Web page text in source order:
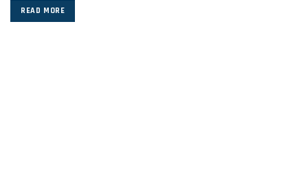
READ MORE